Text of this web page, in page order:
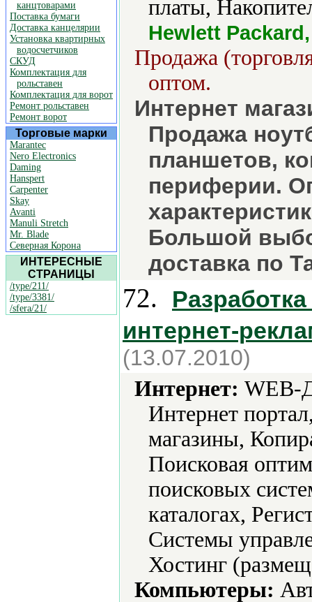
канцтоварами
Поставка бумаги
Доставка канцелярии
Установка квартирных
водосчетчиков
СКУД
Комплектация для
рольставен
Комплектация для ворот
Ремонт рольставен
Ремонт ворот
Торговые марки
Marantec
Nero Electronics
Daming
Hanspert
Carpenter
Skay
Avanti
Manuli Stretch
Mr. Blade
Северная Корона
ИНТЕРЕСНЫЕ
СТРАНИЦЫ
/type/211/
/type/3381/
/sfera/21/
платы,
Hewlett
Продажа
оптом.
Интернет
Продажа
планшетов,
периферии.
Большой
доставка по
72.
интернет-
(13.07.2010)
Интернет: WEB-
Интернет
магазины,
Поисковая
поисковых
каталогах,
Системы
Хостинг
Компьютеры: